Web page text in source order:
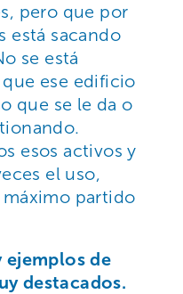
pero que por
está sacando
se está
ese edificio
que se le da o
esos activos y
el uso,
partido
ejemplos de
destacados.